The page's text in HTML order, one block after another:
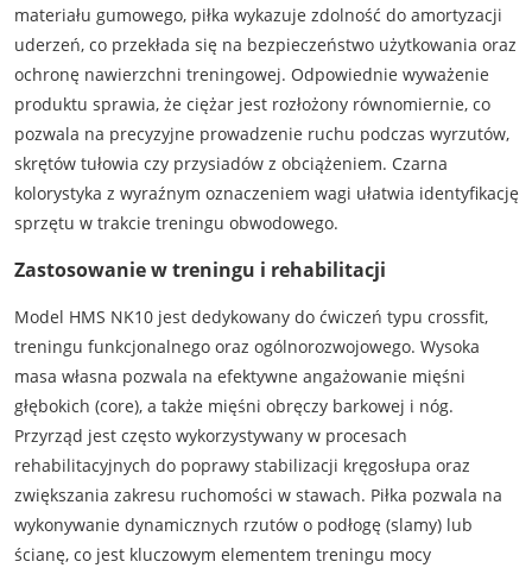
materiału gumowego, piłka wykazuje zdolność do amortyzacji
uderzeń, co przekłada się na bezpieczeństwo użytkowania oraz
ochronę nawierzchni treningowej. Odpowiednie wyważenie
produktu sprawia, że ciężar jest rozłożony równomiernie, co
pozwala na precyzyjne prowadzenie ruchu podczas wyrzutów,
skrętów tułowia czy przysiadów z obciążeniem. Czarna
kolorystyka z wyraźnym oznaczeniem wagi ułatwia identyfikację
sprzętu w trakcie treningu obwodowego.
Zastosowanie w treningu i rehabilitacji
Model HMS NK10 jest dedykowany do ćwiczeń typu crossfit,
treningu funkcjonalnego oraz ogólnorozwojowego. Wysoka
masa własna pozwala na efektywne angażowanie mięśni
głębokich (core), a także mięśni obręczy barkowej i nóg.
Przyrząd jest często wykorzystywany w procesach
rehabilitacyjnych do poprawy stabilizacji kręgosłupa oraz
zwiększania zakresu ruchomości w stawach. Piłka pozwala na
wykonywanie dynamicznych rzutów o podłogę (slamy) lub
ścianę, co jest kluczowym elementem treningu mocy